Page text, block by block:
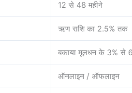
12 से 48 महीने
ऋण राशि का 2.5% तक
बकाया मूलधन के 3% से
ऑनलाइन / ऑफलाइन